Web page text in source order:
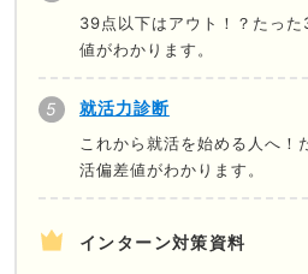
39点以下はアウト！？たっ
値がわかります。
就活力診断
これから就活を始める人へ！
活偏差値がわかります。
インターン対策資料